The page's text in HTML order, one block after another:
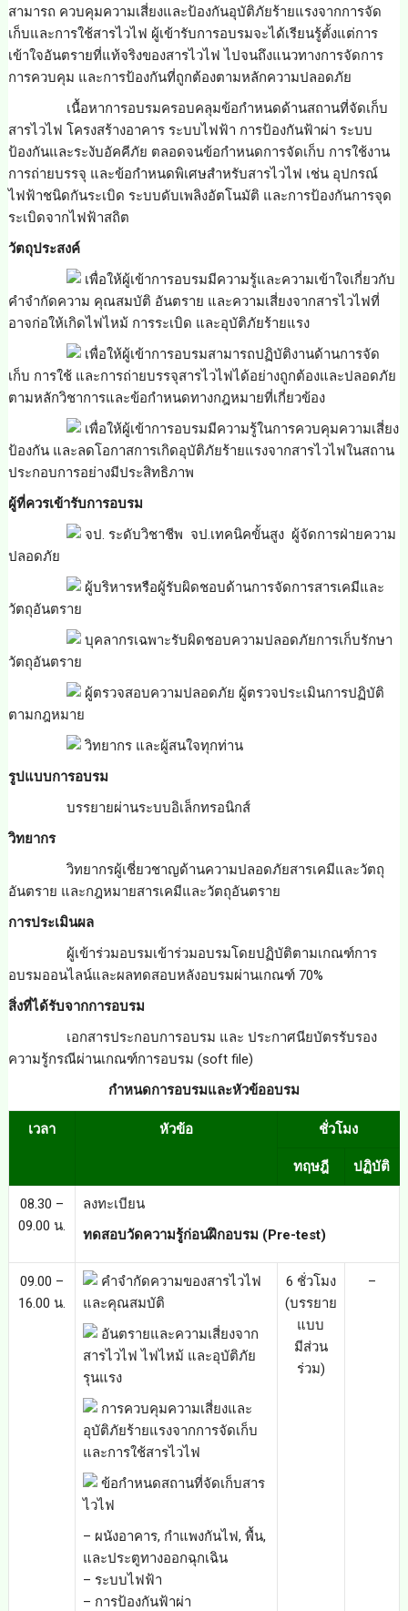
สามารถ ควบคุมความเสี่ยงและป้องกันอุบัติภัยร้ายแรงจากการจัด
เก็บและการใช้สารไวไฟ ผู้เข้ารับการอบรมจะได้เรียนรู้ตั้งแต่การ
เข้าใจอันตรายที่แท้จริงของสารไวไฟ ไปจนถึงแนวทางการจัดการ
การควบคุม และการป้องกันที่ถูกต้องตามหลักความปลอดภัย
เนื้อหาการอบรมครอบคลุมข้อกำหนดด้านสถานที่จัดเก็บ
สารไวไฟ โครงสร้างอาคาร ระบบไฟฟ้า การป้องกันฟ้าผ่า ระบบ
ป้องกันและระงับอัคคีภัย ตลอดจนข้อกำหนดการจัดเก็บ การใช้งาน
การถ่ายบรรจุ และข้อกำหนดพิเศษสำหรับสารไวไฟ เช่น อุปกรณ์
ไฟฟ้าชนิดกันระเบิด ระบบดับเพลิงอัตโนมัติ และการป้องกันการจุด
ระเบิดจากไฟฟ้าสถิต
วัตถุประสงค์
เพื่อให้ผู้เข้าการอบรมมีความรู้และความเข้าใจเกี่ยวกับ
คำจำกัดความ คุณสมบัติ อันตราย และความเสี่ยงจากสารไวไฟที่
อาจก่อให้เกิดไฟไหม้ การระเบิด และอุบัติภัยร้ายแรง
เพื่อให้ผู้เข้าการอบรมสามารถปฏิบัติงานด้านการจัด
เก็บ การใช้ และการถ่ายบรรจุสารไวไฟได้อย่างถูกต้องและปลอดภัย
ตามหลักวิชาการและข้อกำหนดทางกฎหมายที่เกี่ยวข้อง
เพื่อให้ผู้เข้าการอบรมมีความรู้ในการควบคุมความเสี่ยง
ป้องกัน และลดโอกาสการเกิดอุบัติภัยร้ายแรงจากสารไวไฟในสถาน
ประกอบการอย่างมีประสิทธิภาพ
ผู้ที่ควรเข้ารับการอบรม
จป. ระดับวิชาชีพ จป.เทคนิคขั้นสูง ผู้จัดการฝ่ายความ
ปลอดภัย
ผู้บริหารหรือผู้รับผิดชอบด้านการจัดการสารเคมีและ
วัตถุอันตราย
บุคลากรเฉพาะรับผิดชอบความปลอดภัยการเก็บรักษา
วัตถุอันตราย
ผู้ตรวจสอบความปลอดภัย ผู้ตรวจประเมินการปฏิบัติ
ตามกฎหมาย
วิทยากร และผู้สนใจทุกท่าน
รูปแบบการอบรม
บรรยายผ่านระบบอิเล็กทรอนิกส์
วิทยากร
วิทยากรผู้เชี่ยวชาญด้านความปลอดภัยสารเคมีและวัตถุ
อันตราย และกฎหมายสารเคมีและวัตถุอันตราย
การประเมินผล
ผู้เข้าร่วมอบรมเข้าร่วมอบรมโดยปฏิบัติตามเกณฑ์การ
อบรมออนไลน์และผลทดสอบหลังอบรมผ่านเกณฑ์ 70%
สิ่งที่ได้รับจากการอบรม
เอกสารประกอบการอบรม และ ประกาศนียบัตรรับรอง
ความรู้กรณีผ่านเกณฑ์การอบรม (soft file)
กำหนดการอบรมและหัวข้ออบรม
เวลา หัวข้อ ชั่วโมง
ทฤษฎี ปฏิบัติ
08.30 –
09.00 น.
ลงทะเบียน
ทดสอบวัดความรู้ก่อนฝึกอบรม (Pre-test)
09.00 –
16.00 น.
คำจำกัดความของสารไวไฟ
และคุณสมบัติ
อันตรายและความเสี่ยงจาก
สารไวไฟ ไฟไหม้ และอุบัติภัย
รุนแรง
การควบคุมความเสี่ยงและ
อุบัติภัยร้ายแรงจากการจัดเก็บ
และการใช้สารไวไฟ
ข้อกำหนดสถานที่จัดเก็บสาร
ไวไฟ
– ผนังอาคาร, กำแพงกันไฟ, พื้น,
และประตูทางออกฉุกเฉิน
– ระบบไฟฟ้า
– การป้องกันฟ้าผ่า
6 ชั่วโมง
(บรรยาย
แบบ
มีส่วน
ร่วม)
–